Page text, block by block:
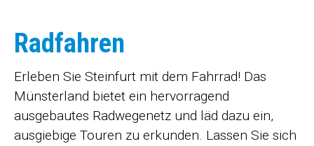
Radfahren
Erleben Sie Steinfurt mit dem Fahrrad! Das
Münsterland bietet ein hervorragend
ausgebautes Radwegenetz und läd dazu ein,
ausgiebige Touren zu erkunden. Lassen Sie sich